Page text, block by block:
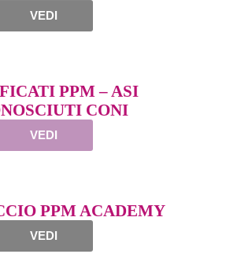
VEDI
PPM – ASI
CONI
VEDI
PPM ACADEMY
VEDI